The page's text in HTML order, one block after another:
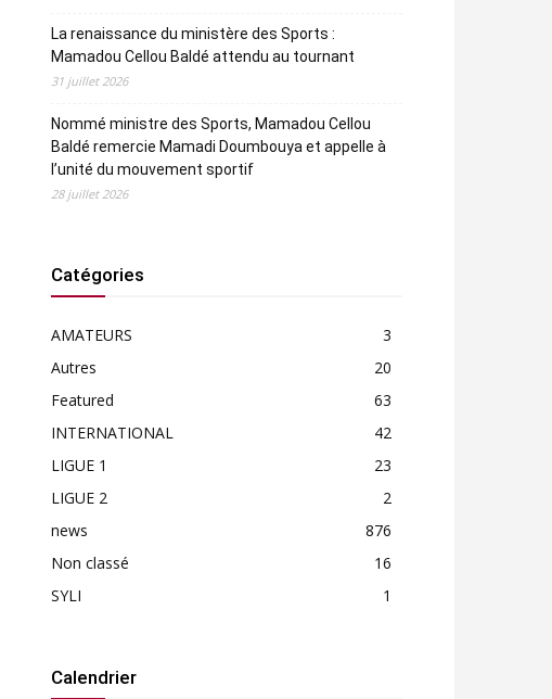
La renaissance du ministère des Sports :
Mamadou Cellou Baldé attendu au tournant
31 juillet 2026
Nommé ministre des Sports, Mamadou Cellou
Baldé remercie Mamadi Doumbouya et appelle à
l’unité du mouvement sportif
28 juillet 2026
Catégories
AMATEURS
3
Autres
20
Featured
63
INTERNATIONAL
42
LIGUE 1
23
LIGUE 2
2
news
876
Non classé
16
SYLI
1
Calendrier